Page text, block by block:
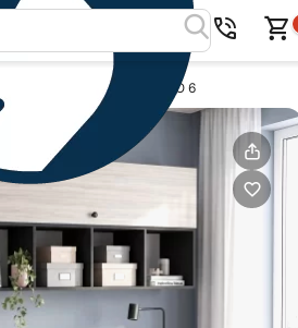
Mobilier birou STUDIO 6